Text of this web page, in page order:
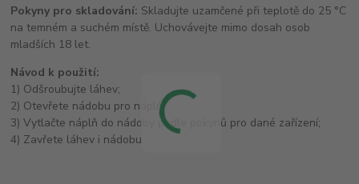
Pokyny pro skladování: Skladujte uzamčené při teplotě do 25 °C
na temném a suchém místě. Uchovávejte mimo dosah osob
mladších 18 let.
Návod k použití:
1) Odšroubujte láhev;
2) Otevřete nádobu pro náplň;
3) Vytlačte náplň do nádoby podle pokynů pro dané zařízení;
4) Zavřete láhev i nádobu.